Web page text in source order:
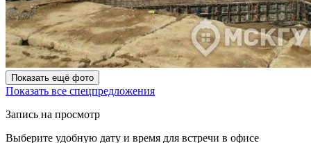
Показать ещё фото
Показать все спецпредложения
Запись на просмотр
Выберите удобную дату и время для встречи в офисе